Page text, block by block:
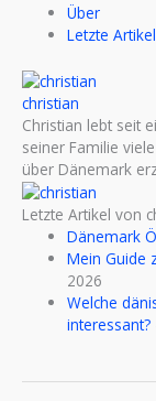
Über
Letzte Artikel
christian
Christian lebt seit
seiner Familie
über Dänemark
Letzte Artikel von
Dänemark
Mein Guide
2026
Welche
interessant?